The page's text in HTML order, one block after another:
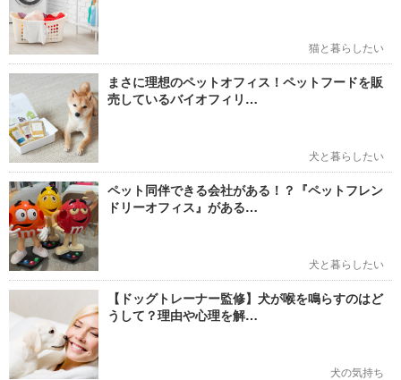
猫と暮らしたい
まさに理想のペットオフィス！ペットフードを販
売しているバイオフィリ…
犬と暮らしたい
ペット同伴できる会社がある！？『ペットフレン
ドリーオフィス』がある…
犬と暮らしたい
【ドッグトレーナー監修】犬が喉を鳴らすのはど
うして？理由や心理を解…
犬の気持ち